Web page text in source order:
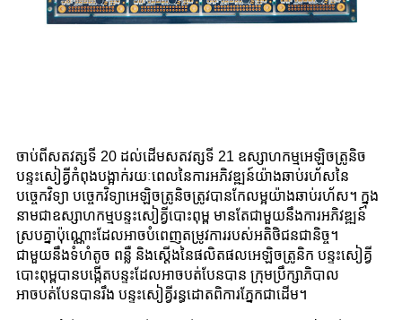
ចាប់ពីសតវត្សទី 20 ដល់ដើមសតវត្សទី 21 ឧស្សាហកម្មអេឡិចត្រូនិច
បន្ទះសៀគ្វីកំពុងបង្អាក់រយៈពេលនៃការអភិវឌ្ឍន៍យ៉ាងឆាប់រហ័សនៃ
បច្ចេកវិទ្យា បច្ចេកវិទ្យាអេឡិចត្រូនិចត្រូវបានកែលម្អយ៉ាងឆាប់រហ័ស។ ក្នុង
នាមជាឧស្សាហកម្មបន្ទះសៀគ្វីបោះពុម្ព មានតែជាមួយនឹងការអភិវឌ្ឍន៍
ស្របគ្នាប៉ុណ្ណោះដែលអាចបំពេញតម្រូវការរបស់អតិថិជនជានិច្ច។
ជាមួយនឹងទំហំតូច ពន្លឺ និងស្តើងនៃផលិតផលអេឡិចត្រូនិក បន្ទះសៀគ្វី
បោះពុម្ពបានបង្កើតបន្ទះដែលអាចបត់បែនបាន ក្រុមប្រឹក្សាភិបាល
អាចបត់បែនបានរឹង បន្ទះសៀគ្វីរន្ធដោតពិការភ្នែកជាដើម។